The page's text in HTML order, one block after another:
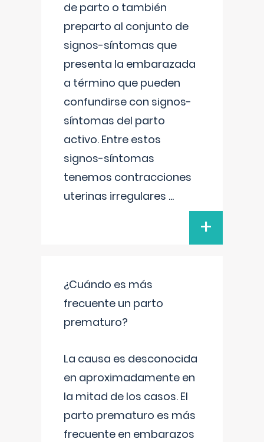
de parto o también
preparto al conjunto de
signos-síntomas que
presenta la embarazada
a término que pueden
confundirse con signos-
síntomas del parto
activo. Entre estos
signos-síntomas
tenemos contracciones
uterinas irregulares ...
+
¿Cuándo es más
frecuente un parto
prematuro?
La causa es desconocida
en aproximadamente en
la mitad de los casos. El
parto prematuro es más
frecuente en embarazos